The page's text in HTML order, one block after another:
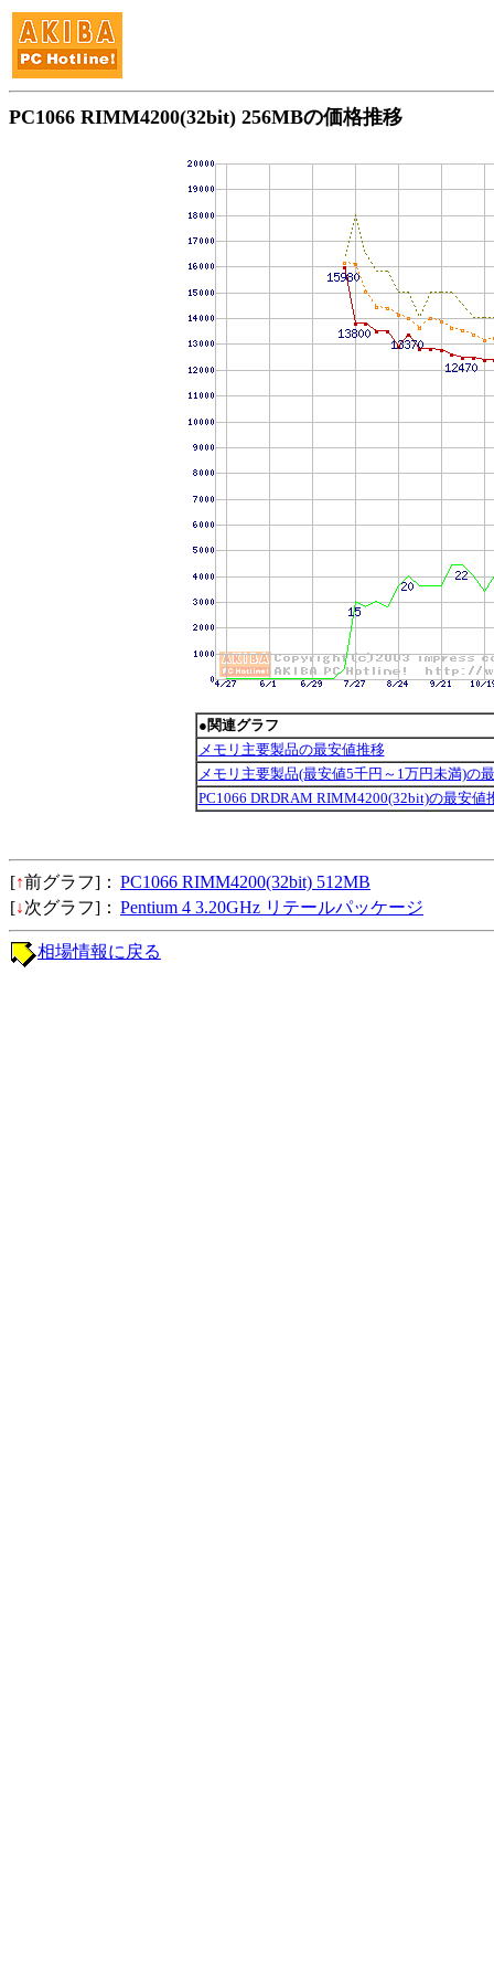
PC1066 RIMM4200(32bit) 256MBの価格推移
●関連グラフ
メモリ主要製品の最安値推移
メモリ主要製品(最安値5千円～1万円未満)の
PC1066 DRDRAM RIMM4200(32bit)の最安値
[↑前グラフ]： PC1066 RIMM4200(32bit) 512MB
[↓次グラフ]： Pentium 4 3.20GHz リテールパッケージ
相場情報に戻る